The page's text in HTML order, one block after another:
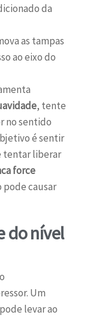
da
as tampas
ao eixo do
, tente
no sentido
é sentir
tentar liberar
force
pode causar
do nível
Um
levar ao